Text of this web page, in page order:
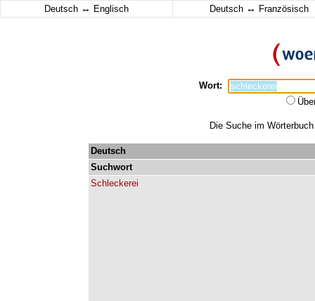
Deutsch ↔ Englisch Deutsch ↔ Französisch
Wort:
Die Suche im
Deutsch
Suchwort
Schleckerei